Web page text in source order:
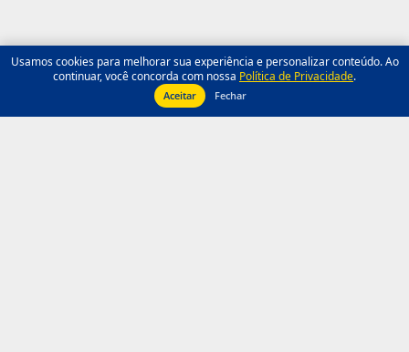
Usamos cookies para melhorar sua experiência e personalizar conteúdo. Ao
continuar, você concorda com nossa Política de Privacidade.
Aceitar Fechar